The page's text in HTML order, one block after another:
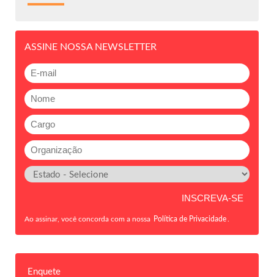
ASSINE NOSSA NEWSLETTER
Ao assinar, você concorda com a nossa Política de Privacidade
Enquete